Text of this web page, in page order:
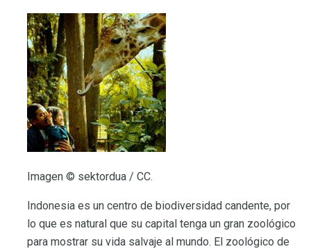
Imagen © sektordua / CC.
Indonesia es un centro de biodiversidad candente, por
lo que es natural que su capital tenga un gran zoológico
para mostrar su vida salvaje al mundo. El zoológico de